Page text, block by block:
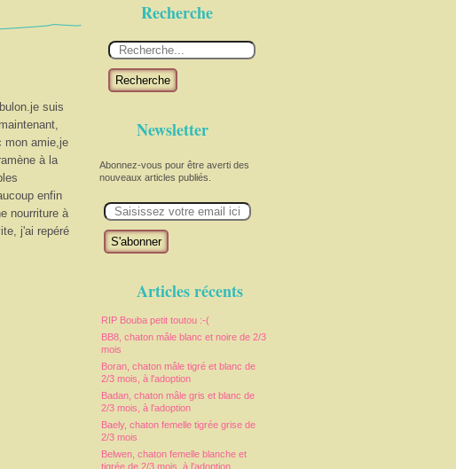
Recherche
Recherche
Newsletter
Abonnez-vous pour être averti des
nouveaux articles publiés.
m
Articles récents
RIP Bouba petit toutou :-(
BB8, chaton mâle blanc et noire de 2/3
mois
Boran, chaton mâle tigré et blanc de
2/3 mois, à l'adoption
Badan, chaton mâle gris et blanc de
2/3 mois, à l'adoption
Baely, chaton femelle tigrée grise de
2/3 mois
Belwen, chaton femelle blanche et
tigrée de 2/3 mois, à l'adoption
suis
mon amie,je
à la
enfin
nourriture à
j'ai repéré